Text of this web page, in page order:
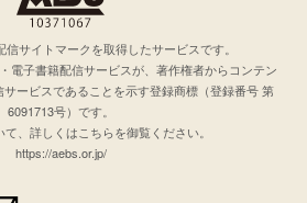
サイトマークを取得したサービスです。
電子書籍配信サービスが、著作権者からコンテン
ービスであることを示す登録商標（登録番号 第
6091713号）です。
、詳しくはこちらを御覧ください。
https://aebs.or.jp/